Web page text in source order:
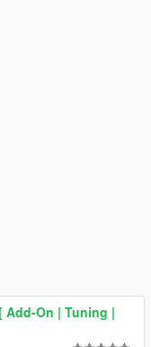
Add-On | Tuning |